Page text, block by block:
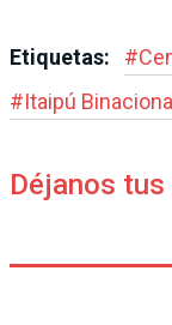
Etiquetas: #
#Itaipú Binacional
Déjanos